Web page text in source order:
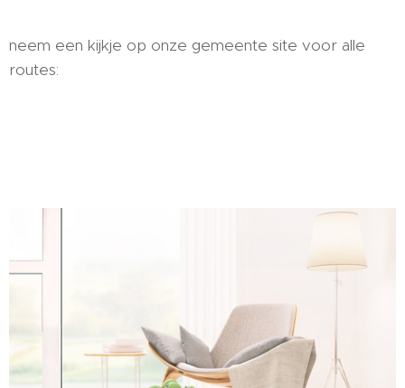
neem een kijkje op onze gemeente site voor alle
routes: